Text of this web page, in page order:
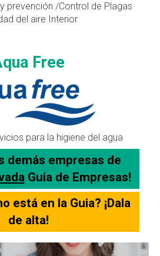
prevención /Control de Plagas
del aire Interior
Free
para la higiene del agua
demás empresas de
Guia de Empresas!
está en la Guia? ¡Dala
de alta!